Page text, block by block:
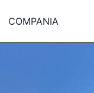
COMPANIA